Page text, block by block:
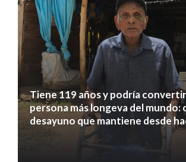
Tiene 119 años y podría
persona más longeva del mundo:
desayuno que mantiene desde